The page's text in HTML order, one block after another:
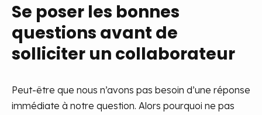
Se poser les bonnes
questions avant de
solliciter un collaborateur
Peut-être que nous n’avons pas besoin d’une réponse
immédiate à notre question. Alors pourquoi ne pas